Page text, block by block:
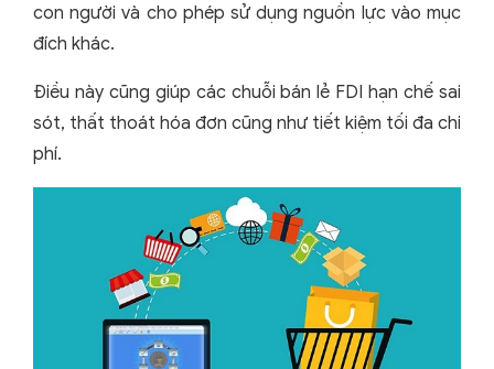
con người và cho phép sử dụng nguồn lực vào mục
đích khác.
Điều này cũng giúp các chuỗi bán lẻ FDI hạn chế sai
sót, thất thoát hóa đơn cũng như tiết kiệm tối đa chi
phí.